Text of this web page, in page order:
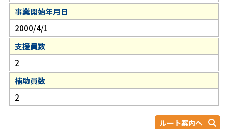
事業開始年月日
2000/4/1
支援員数
2
補助員数
2
ルート案内へ